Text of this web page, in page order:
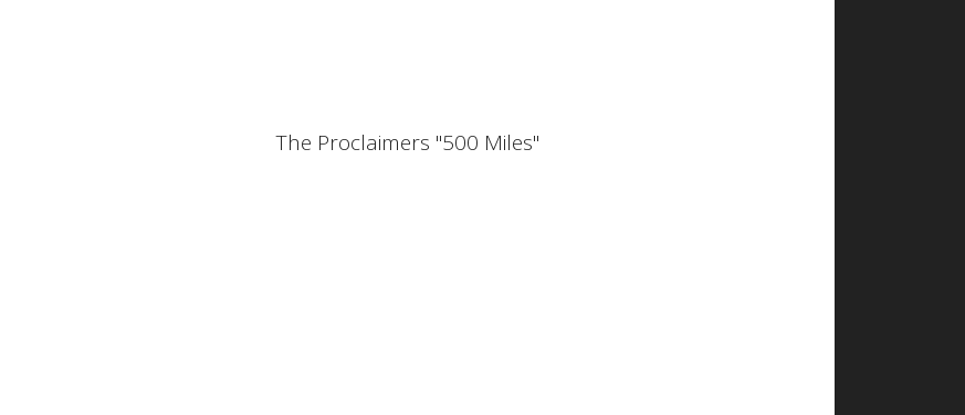
The Proclaimers "500 Miles"